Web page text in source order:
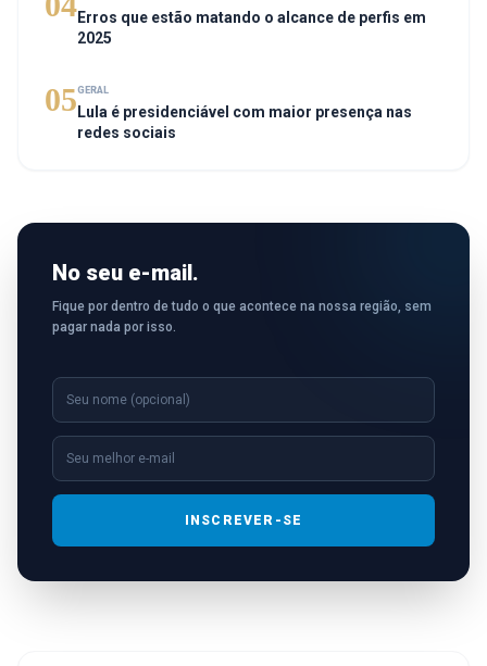
Erros que estão matando o alcance de perfis em
2025
05GERAL
Lula é presidenciável com maior presença nas
redes sociais
No seu e-mail.
Fique por dentro de tudo o que acontece na nossa região, sem
pagar nada por isso.
INSCREVER-SE